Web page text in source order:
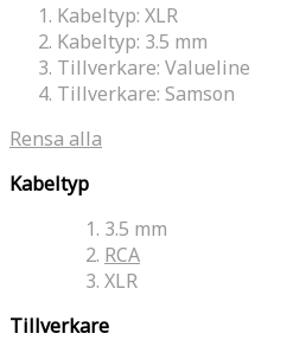
Kabeltyp: XLR
Kabeltyp: 3.5 mm
Tillverkare: Valueline
Tillverkare: Samson
Rensa alla
Kabeltyp
3.5 mm
RCA
XLR
Tillverkare